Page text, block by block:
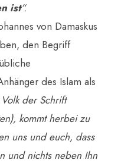
ist“.
von Damaskus
den Begriff
des Islam als
der Schrift
kommt herbei zu
uns und euch, dass
und nichts neben Ihn